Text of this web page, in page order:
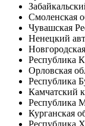
Смоленская
Чувашская
Ненецкий
Республика
Орловская
Республика
Камчатский
Республика
Курганская